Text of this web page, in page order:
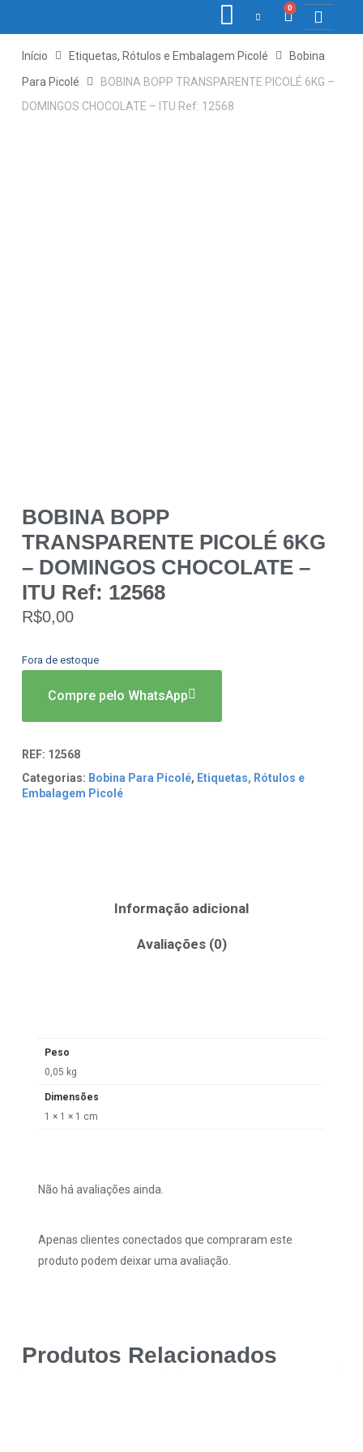
0
Início Etiquetas, Rótulos e Embalagem Picolé
Bobina
Para Picolé
BOBINA BOPP TRANSPARENTE PICOLÉ 6KG –
DOMINGOS CHOCOLATE – ITU Ref: 12568
BOBINA BOPP
TRANSPARENTE PICOLÉ 6KG
– DOMINGOS CHOCOLATE –
ITU Ref: 12568
R$0,00
Fora de estoque
Compre pelo WhatsApp
REF: 12568
Categorias: Bobina Para Picolé, Etiquetas, Rótulos e
Embalagem Picolé
Informação adicional
Avaliações (0)
Peso
0,05 kg
Dimensões
1 × 1 × 1 cm
Não há avaliações ainda.
Apenas clientes conectados que compraram este
produto podem deixar uma avaliação.
Produtos Relacionados